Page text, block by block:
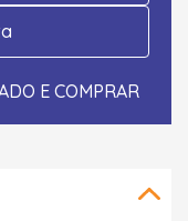
E COMPRAR